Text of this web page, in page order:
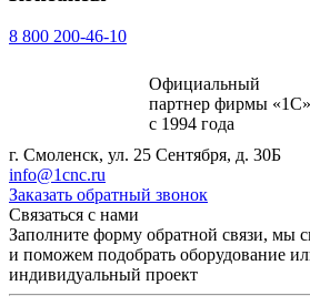
8 800 200-46-10
Официальный
партнер фирмы «1С»
с 1994 года
г. Смоленск, ул. 25 Сентября, д. 30Б
info@1cnc.ru
Заказать обратный звонок
Связаться с нами
Заполните форму обратной связи, мы
и поможем подобрать оборудование
индивидуальный проект